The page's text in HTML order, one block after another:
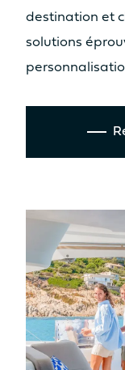
destination et
solutions
6.91m
PRÉS
12.4T
2 x 300L